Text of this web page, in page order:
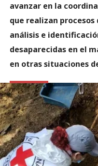
avanzar en la
que realizan
análisis e
desaparecidas en el
en otras situaciones